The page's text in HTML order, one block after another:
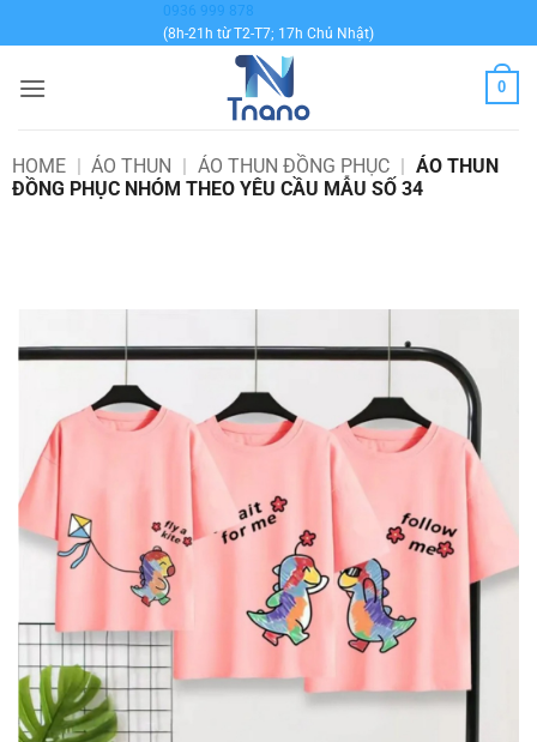
qua
dung
0936 999 878
(8h-21h từ T2-T7; 17h Chủ Nhật)
0
HOME | ÁO THUN | ÁO THUN ĐỒNG PHỤC | ÁO THUN
ĐỒNG PHỤC NHÓM THEO YÊU CẦU MẪU SỐ 34